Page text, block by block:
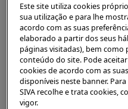
Este site utiliza cookies
sua utilização e para lhe
acordo com as suas
elaborado a partir dos seus
páginas visitadas), bem como
conteúdo do site. Pode
cookies de acordo com as
disponíveis neste banner.
SIVA recolhe e trata cookies,
vigor.